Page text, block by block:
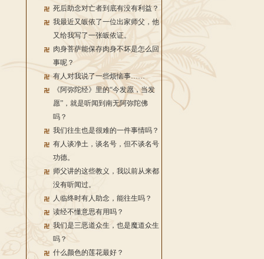
死后助念对亡者到底有没有利益？
我最近又皈依了一位出家师父，他
又给我写了一张皈依证。
肉身菩萨能保存肉身不坏是怎么回
事呢？
有人对我说了一些烦恼事……
《阿弥陀经》里的“今发愿，当发
愿”，就是听闻到南无阿弥陀佛
吗？
我们往生也是很难的一件事情吗？
有人谈净土，谈名号，但不谈名号
功德。
师父讲的这些教义，我以前从来都
没有听闻过。
人临终时有人助念，能往生吗？
读经不懂意思有用吗？
我们是三恶道众生，也是魔道众生
吗？
什么颜色的莲花最好？